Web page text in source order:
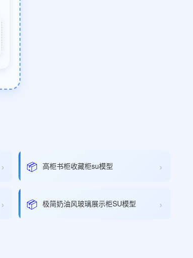
› 📦 高柜书柜收藏柜su模型 ›
› 📦 极简奶油风玻璃展示柜SU模型 ›